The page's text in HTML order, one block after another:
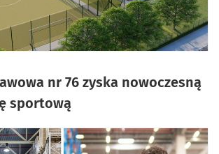
nr 76 zyska nowoczesną
sportową